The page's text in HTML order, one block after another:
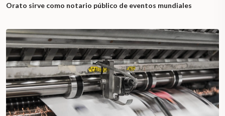
Orato sirve como notario público de eventos mundiales